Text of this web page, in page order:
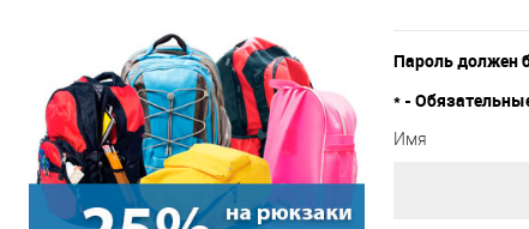
Пароль должен
* -
Имя